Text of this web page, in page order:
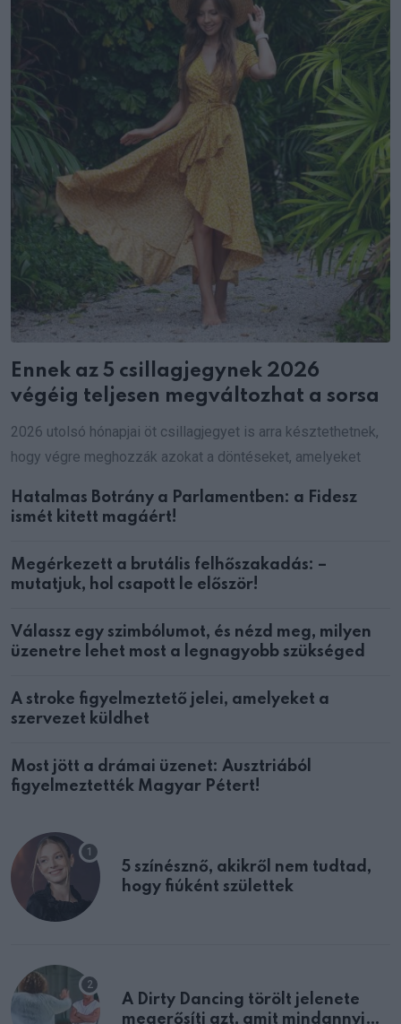
Ennek az 5 csillagjegynek 2026
végéig teljesen megváltozhat a sorsa
2026 utolsó hónapjai öt csillagjegyet is arra késztethetnek,
hogy végre meghozzák azokat a döntéseket, amelyeket
Hatalmas Botrány a Parlamentben: a Fidesz
ismét kitett magáért!
Megérkezett a brutális felhőszakadás: –
mutatjuk, hol csapott le először!
Válassz egy szimbólumot, és nézd meg, milyen
üzenetre lehet most a legnagyobb szükséged
A stroke figyelmeztető jelei, amelyeket a
szervezet küldhet
Most jött a drámai üzenet: Ausztriából
figyelmeztették Magyar Pétert!
5 színésznő, akikről nem tudtad,
hogy fiúként születtek
A Dirty Dancing törölt jelenete
megerősíti azt, amit mindannyian